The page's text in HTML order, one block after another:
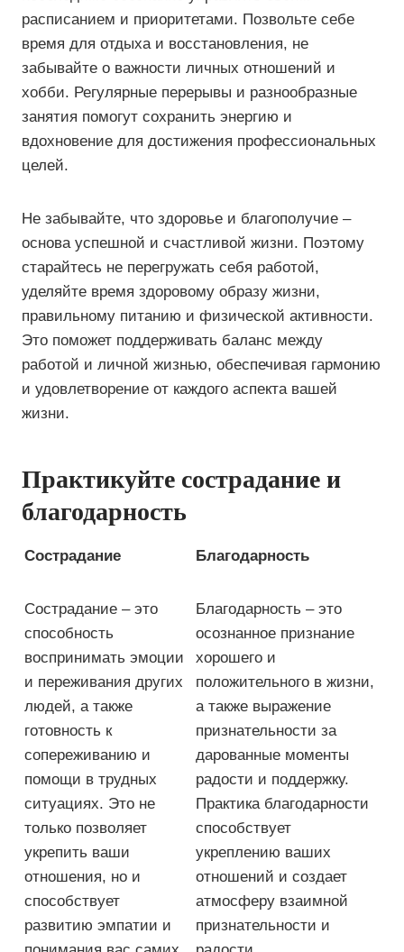
расписанием и приоритетами. Позвольте себе
время для отдыха и восстановления, не
забывайте о важности личных отношений и
хобби. Регулярные перерывы и разнообразные
занятия помогут сохранить энергию и
вдохновение для достижения профессиональных
целей.
Не забывайте, что здоровье и благополучие –
основа успешной и счастливой жизни. Поэтому
старайтесь не перегружать себя работой,
уделяйте время здоровому образу жизни,
правильному питанию и физической активности.
Это поможет поддерживать баланс между
работой и личной жизнью, обеспечивая гармонию
и удовлетворение от каждого аспекта вашей
жизни.
Практикуйте сострадание и
благодарность
Сострадание
Сострадание – это
способность
воспринимать эмоции
и переживания других
людей, а также
готовность к
сопереживанию и
помощи в трудных
ситуациях. Это не
только позволяет
укрепить ваши
отношения, но и
способствует
развитию эмпатии и
Благодарность
Благодарность – это
осознанное признание
хорошего и
положительного в жизни,
а также выражение
признательности за
дарованные моменты
радости и поддержку.
Практика благодарности
способствует
укреплению ваших
отношений и создает
атмосферу взаимной
признательности и